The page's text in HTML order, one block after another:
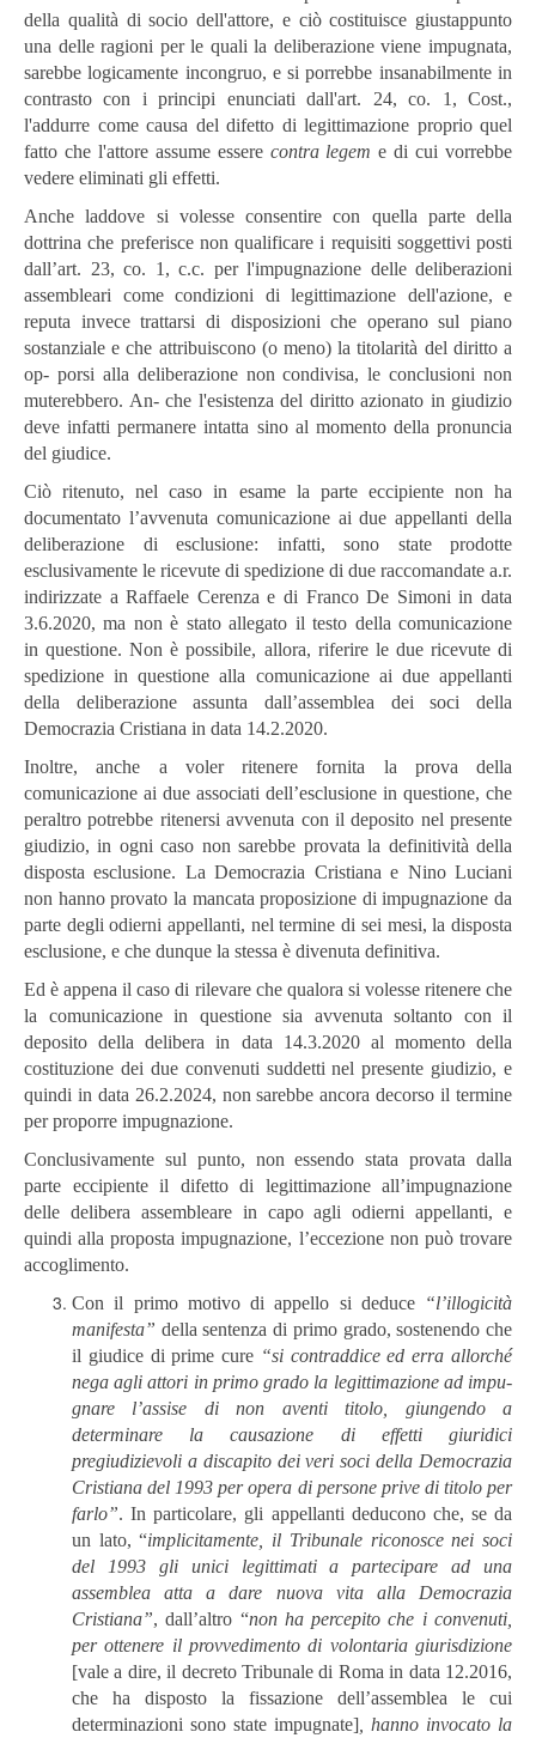
della qualità di socio dell'attore, e ciò costituisce giustappunto
una delle ragioni per le quali la deliberazione viene impugnata,
sarebbe logicamente incongruo, e si porrebbe insanabilmente in
contrasto con i principi enunciati dall'art. 24, co. 1, Cost.,
l'addurre come causa del difetto di legittimazione proprio quel
fatto che l'attore assume essere contra legem e di cui vorrebbe
vedere eliminati gli effetti.
Anche laddove si volesse consentire con quella parte della
dottrina che preferisce non qualificare i requisiti soggettivi posti
dall’art. 23, co. 1, c.c. per l'impugnazione delle deliberazioni
assembleari come condizioni di legittimazione dell'azione, e
reputa invece trattarsi di disposizioni che operano sul piano
sostanziale e che attribuiscono (o meno) la titolarità del diritto a
op- porsi alla deliberazione non condivisa, le conclusioni non
muterebbero. An- che l'esistenza del diritto azionato in giudizio
deve infatti permanere intatta sino al momento della pronuncia
del giudice.
Ciò ritenuto, nel caso in esame la parte eccipiente non ha
documentato l’avvenuta comunicazione ai due appellanti della
deliberazione di esclusione: infatti, sono state prodotte
esclusivamente le ricevute di spedizione di due raccomandate a.r.
indirizzate a Raffaele Cerenza e di Franco De Simoni in data
3.6.2020, ma non è stato allegato il testo della comunicazione
inquestione. Non è possibile, allora, riferire le due ricevute di
spedizione in questione alla comunicazione ai due appellanti
della deliberazione assunta dall’assemblea dei soci della
Democrazia Cristiana in data 14.2.2020.
Inoltre, anche a voler ritenere fornita la prova della
comunicazione ai due associati dell’esclusione in questione, che
peraltro potrebbe ritenersi avvenuta con il deposito nel presente
giudizio, in ogni caso non sarebbe provata la definitività della
disposta esclusione. La Democrazia Cristiana e Nino Luciani
non hanno provato la mancata proposizione di impugnazione da
parte degli odierni appellanti, nel termine di sei mesi, la disposta
esclusione, e che dunque la stessa è divenuta definitiva.
Ed è appena il caso di rilevare che qualora si volesse ritenere che
la comunicazione in questione sia avvenuta soltanto con il
deposito della delibera in data 14.3.2020 al momento della
costituzione dei due convenuti suddetti nel presente giudizio, e
quindi in data 26.2.2024, non sarebbe ancora decorso il termine
per proporre impugnazione.
Conclusivamente sul punto, non essendo stata provata dalla
parte eccipiente il difetto di legittimazione all’impugnazione
delle delibera assembleare in capo agli odierni appellanti, e
quindi alla proposta impugnazione, l’eccezione non può trovare
accoglimento.
Con il primo motivo di appello si deduce “l’illogicità
manifesta” della sentenza di primo grado, sostenendo che
il giudice di prime cure “si contraddiceed erra allorché
nega agli attori in primo grado la legittimazione ad impu-
gnare l’assise di non aventi titolo, giungendo a
determinare la causazione di effetti giuridici
pregiudizievoli a discapito dei veri soci della Democrazia
Cristiana del 1993 per opera di persone prive di titolo per
farlo”. In particolare, gli appellanti deducono che, se da
un lato, “implicitamente, il Tribunale riconosce nei soci
del
1993 gli unici legittimati a partecipare ad
una
assembleaatta a dare nuova vita alla Democrazia
Cristiana”, dall’altro “non ha percepitoche i convenuti,
per ottenere il provvedimento di volontaria giurisdizione
[vale a dire, il decreto Tribunale di Roma in data 12.2016,
che ha disposto la fissazione dell’assemblea le cui
determinazioni sono state impugnate] hanno invocato la